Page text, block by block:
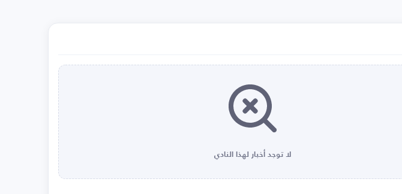
لا توجد أخبار لهذا النادي